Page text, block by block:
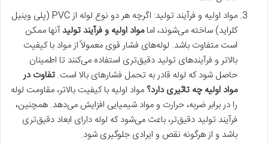
مواد اولیه و فرآیند تولید: اگرچه هر دو نوع لوله از PVC (پلی وینیل
کلراید) ساخته می‌شوند، امامواد اولیه و فرآیند تولیدآنها ممکن
است متفاوت باشد. لوله‌های فشار قوی معمولاً از مواد با کیفیت
بالاتر و فرآیندهای تولید دقیق‌تری استفاده می‌کنند تا اطمینان
حاصل شود که لوله قادر به تحمل فشارهای بالا است. تفاوت در
مواد اولیه چه تاثیری دارد؟ مواد اولیه با کیفیت بالاتر، مقاومت لوله
را در برابر ضربه، حرارت و مواد شیمیایی افزایش می‌دهد. همچنین،
فرآیند تولید دقیق‌تر، باعث می‌شود که لوله دارای ابعاد دقیق‌تری
باشد و از هرگونه نقص و ایرادی جلوگیری شود.